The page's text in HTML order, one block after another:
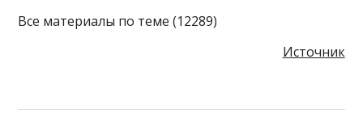
Все материалы по теме (12289)
Источник